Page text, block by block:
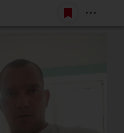
Belépés